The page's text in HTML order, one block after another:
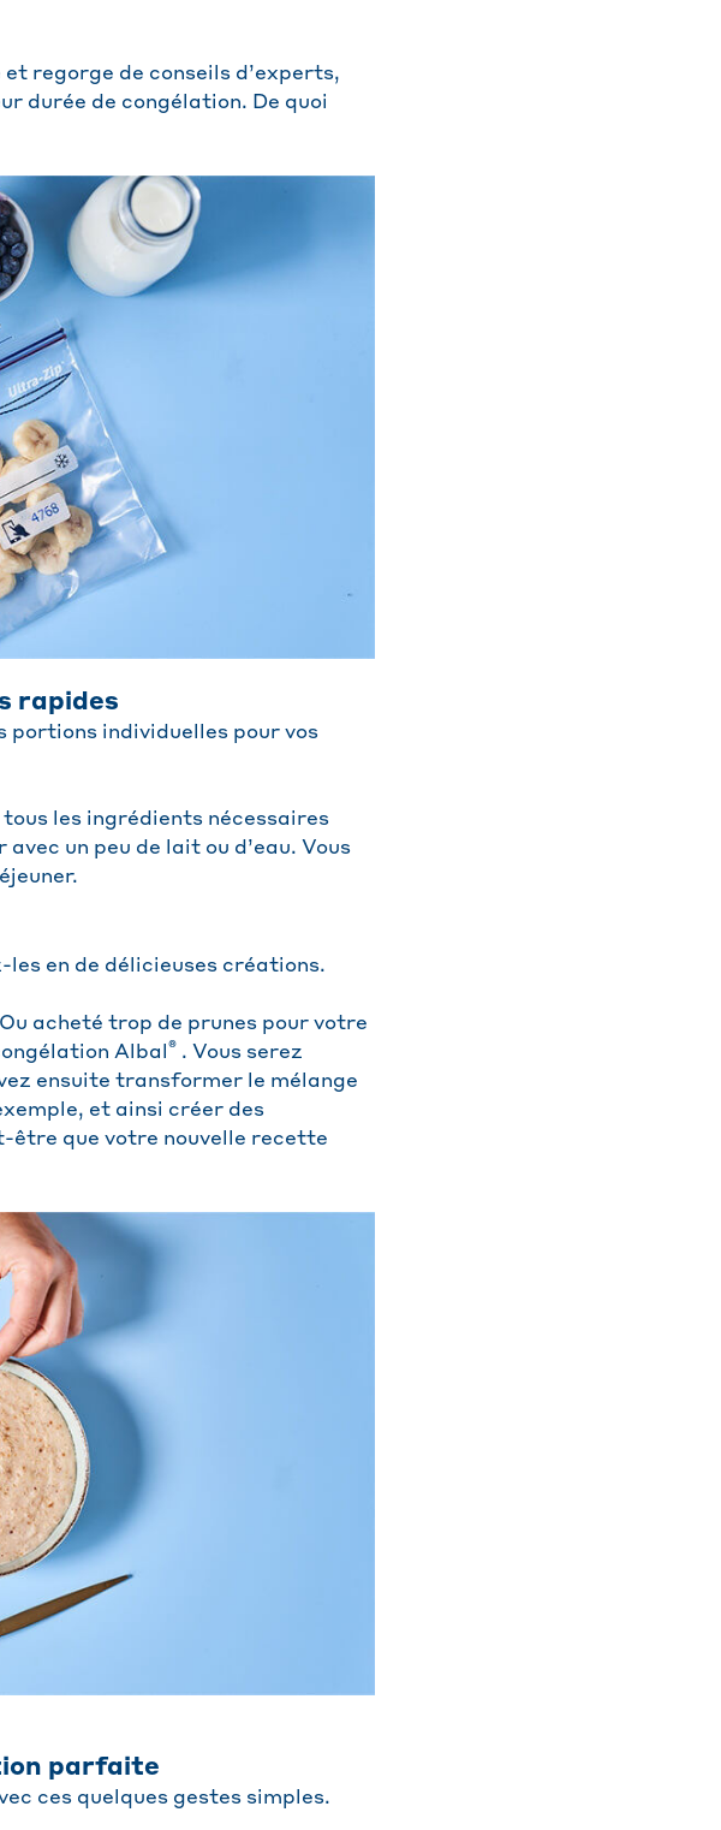
regorge de conseils d’experts,
durée de congélation. De quoi
rapides
portions individuelles pour vos
les ingrédients nécessaires
un peu de lait ou d’eau. Vous
en de délicieuses créations.
acheté trop de prunes pour votre
Albal ® . Vous serez
ensuite transformer le mélange
et ainsi créer des
être que votre nouvelle recette
parfaite
ces quelques gestes simples.